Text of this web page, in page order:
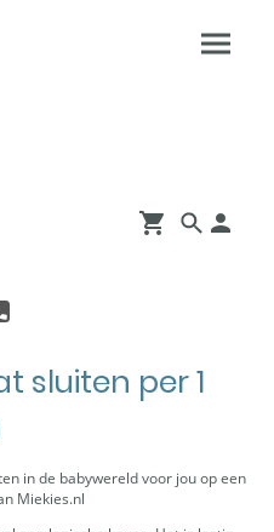
sluiten per 1
in de babywereld voor jou op een
Miekies.nl